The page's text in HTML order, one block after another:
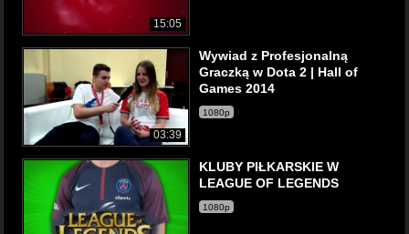
15:05
03:39
Wywiad z Profesjonalną
Graczką w Dota 2 | Hall of
Games 2014
1080p
KLUBY PIŁKARSKIE W
LEAGUE OF LEGENDS
1080p